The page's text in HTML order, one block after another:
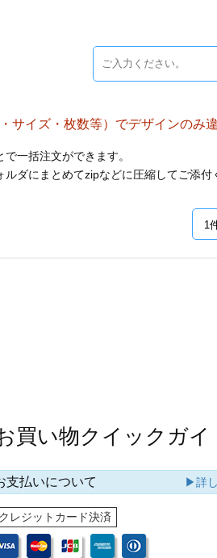
サイズ・枚数等）でデザインのみ
一括注文ができます。
ダにまとめてzipなどに圧縮してご添付
買い物クイックガイ
支払いについて ▶詳し
クレジットカード決済